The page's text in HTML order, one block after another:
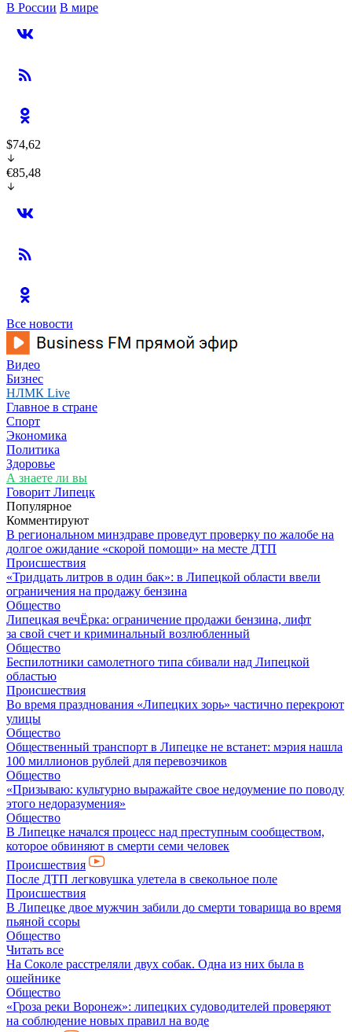
В России В мире
$74,62
€85,48
Все новости
Видео
Бизнес
НЛМК Live
Главное в стране
Спорт
Экономика
Политика
Здоровье
А знаете ли вы
Говорит Липецк
Популярное
Комментируют
В региональном минздраве проведут проверку по жалобе на
долгое ожидание «скорой помощи» на месте ДТП
Происшествия
«Тридцать литров в один бак»: в Липецкой области ввели
ограничения на продажу бензина
Общество
Липецкая вечЁрка: ограничение продажи бензина, лифт
за свой счет и криминальный возлюбленный
Общество
Беспилотники самолетного типа сбивали над Липецкой
областью
Происшествия
Во время празднования «Липецких зорь» частично перекроют
улицы
Общество
Общественный транспорт в Липецке не встанет: мэрия нашла
100 миллионов рублей для перевозчиков
Общество
«Призываю: культурно выражайте свое недоумение по поводу
этого недоразумения»
Общество
В Липецке начался процесс над преступным сообществом,
которое обвиняют в смерти семи человек
Происшествия
После ДТП легковушка улетела в свекольное поле
Происшествия
В Липецке двое мужчин забили до смерти товарища во время
пьяной ссоры
Общество
Читать все
На Соколе расстреляли двух собак. Одна из них была в
ошейнике
Общество
«Гроза реки Воронеж»: липецких судоводителей проверяют
на соблюдение новых правил на воде